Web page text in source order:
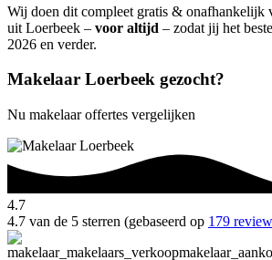
Wij doen dit compleet gratis & onafhankelijk
uit Loerbeek – voor altijd – zodat jij het
2026 en verder.
Makelaar Loerbeek gezocht?
Nu makelaar offertes vergelijken
4.7
4.7 van de 5 sterren (gebaseerd op 179